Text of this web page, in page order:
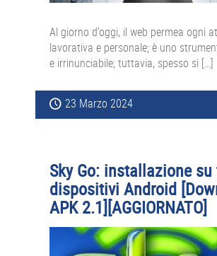
Al giorno d’oggi, il web permea ogni
lavorativa e personale; è uno
e irrinunciabile; tuttavia, spesso si […]
23 Marzo 2024
Sky Go: installazione
dispositivi Android
APK 2.1][AGGIORNATO]